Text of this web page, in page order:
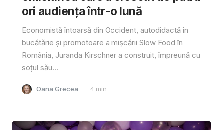
ori audiența într-o lună
Economistă întoarsă din Occident, autodidactă în
bucătărie și promotoare a mișcării Slow Food în
România, Juranda Kirschner a construit, împreună cu
soțul său...
Oana Grecea 4 min